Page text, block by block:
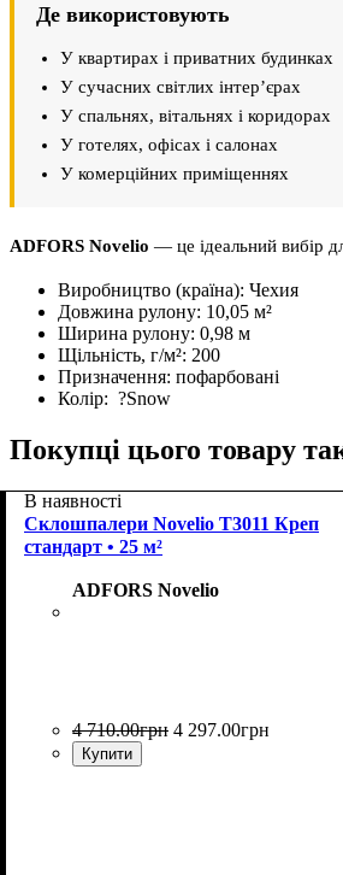
Де використовують
У квартирах і приватних будинках
У сучасних світлих інтер’єрах
У спальнях, вітальнях і коридорах
У готелях, офісах і салонах
У комерційних приміщеннях
ADFORS Novelio — це ідеальний вибір
Виробництво (країна): Чехия
Довжина рулону: 10,05 м²
Ширина рулону: 0,98 м
Щільність, г/м²: 200
Призначення: пофарбовані
Колір: ?Snow
Покупці цього товару
В наявності
Склошпалери Novelio T3011 Креп
стандарт • 25 м²
ADFORS Novelio
4 710.00грн 4 297.00грн
Купити